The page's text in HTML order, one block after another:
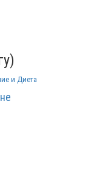
и Диета